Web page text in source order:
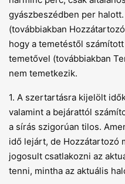
gyászbeszédben per
(továbbiakban
hogy a temetéstől
temetővel (továbbiakban
nem temetkezik.
1. A szertartásra kijelölt
valamint a bejárattól
a sírás szigorúan tilos.
idő lejárt, de Hozzátartozó
jogosult csatlakozni az
tenni, mintha az aktuális